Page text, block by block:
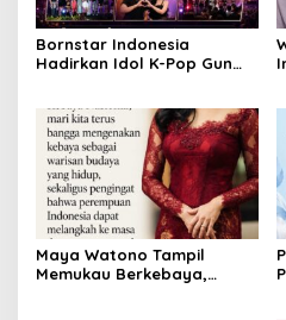
Bornstar Indonesia
Hadirkan Idol K-Pop Gun
Exclusive Dinner Meriahkan
Puncak Acara
Maya Watono Tampil
Memukau Berkebaya,